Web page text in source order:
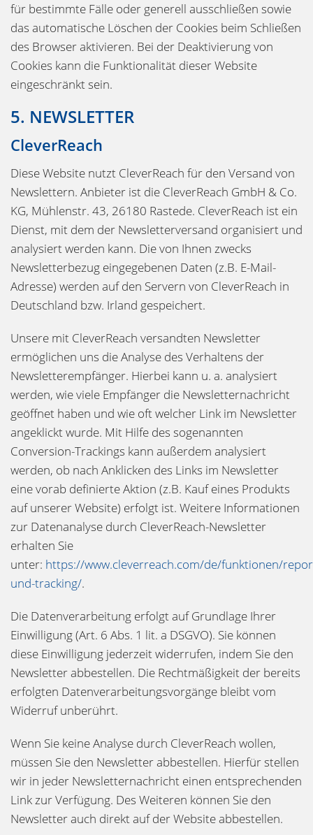
für bestimmte Fälle oder generell ausschließen sowie
das automatische Löschen der Cookies beim Schließen
des Browser aktivieren. Bei der Deaktivierung von
Cookies kann die Funktionalität dieser Website
eingeschränkt sein.
5. NEWSLETTER
CleverReach
Diese Website nutzt CleverReach für den Versand von
Newslettern. Anbieter ist die CleverReach GmbH & Co.
KG, Mühlenstr. 43, 26180 Rastede. CleverReach ist ein
Dienst, mit dem der Newsletterversand organisiert und
analysiert werden kann. Die von Ihnen zwecks
Newsletterbezug eingegebenen Daten (z.B. E-Mail-
Adresse) werden auf den Servern von CleverReach in
Deutschland bzw. Irland gespeichert.
Unsere mit CleverReach versandten Newsletter
ermöglichen uns die Analyse des Verhaltens der
Newsletterempfänger. Hierbei kann u. a. analysiert
werden, wie viele Empfänger die Newsletternachricht
geöffnet haben und wie oft welcher Link im Newsletter
angeklickt wurde. Mit Hilfe des sogenannten
Conversion-Trackings kann außerdem analysiert
werden, ob nach Anklicken des Links im Newsletter
eine vorab definierte Aktion (z.B. Kauf eines Produkts
auf unserer Website) erfolgt ist. Weitere Informationen
zur Datenanalyse durch CleverReach-Newsletter
erhalten Sie
unter: https://www.cleverreach.com/de/funktionen/
und-tracking/.
Die Datenverarbeitung erfolgt auf Grundlage Ihrer
Einwilligung (Art. 6 Abs. 1 lit. a DSGVO). Sie können
diese Einwilligung jederzeit widerrufen, indem Sie den
Newsletter abbestellen. Die Rechtmäßigkeit der bereits
erfolgten Datenverarbeitungsvorgänge bleibt vom
Widerruf unberührt.
Wenn Sie keine Analyse durch CleverReach wollen,
müssen Sie den Newsletter abbestellen. Hierfür stellen
wir in jeder Newsletternachricht einen entsprechenden
Link zur Verfügung. Des Weiteren können Sie den
Newsletter auch direkt auf der Website abbestellen.